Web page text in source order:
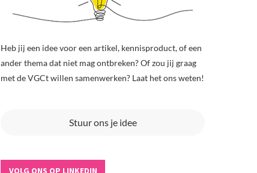
Heb jij een idee voor een artikel, kennisproduct, of een
ander thema dat niet mag ontbreken? Of zou jij graag
met de VGCt willen samenwerken? Laat het ons weten!
Stuur ons je idee
VOLG ONS OP LINKEDIN